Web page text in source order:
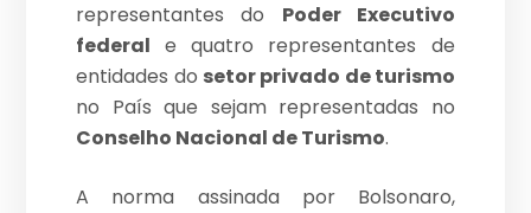
representantes do Poder Executivo
federal e quatro representantes de
entidades do setor privado de turismo
no País que sejam representadas no
Conselho Nacional de Turismo.
A norma assinada por Bolsonaro,